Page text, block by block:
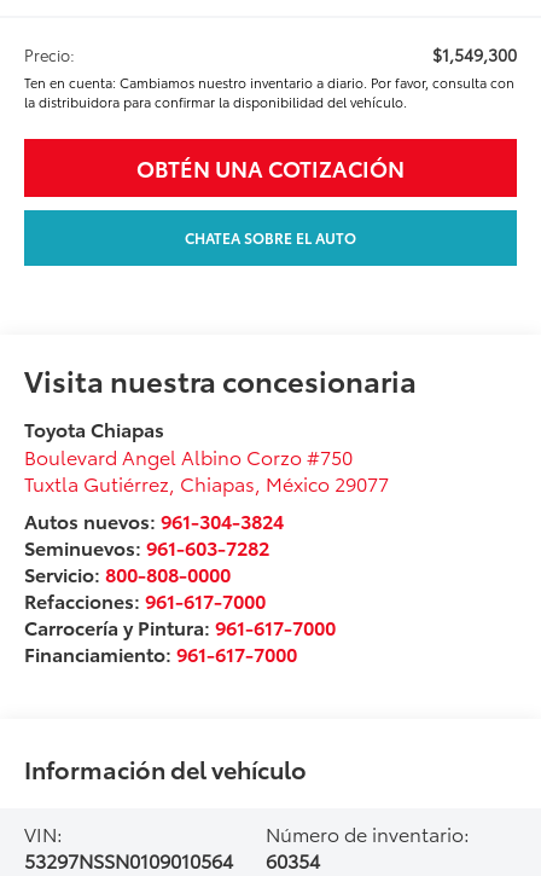
Precio: $1,549,300
Ten en cuenta: Cambiamos nuestro inventario a diario. Por favor, consulta con
la distribuidora para confirmar la disponibilidad del vehículo.
OBTÉN UNA COTIZACIÓN
CHATEA SOBRE EL AUTO
Visita nuestra concesionaria
Toyota Chiapas
Boulevard Angel Albino Corzo #750
Tuxtla Gutiérrez Chiapas , México 29077
Autos nuevos:961-304-3824
Seminuevos:961-603-7282
Servicio:800-808-0000
Refacciones:961-617-7000
Carrocería y Pintura:961-617-7000
Financiamiento:961-617-7000
Información del vehículo
VIN:
53297NSSN0109010564
Número de inventario:
60354